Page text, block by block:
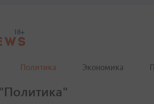
Политика Экономика